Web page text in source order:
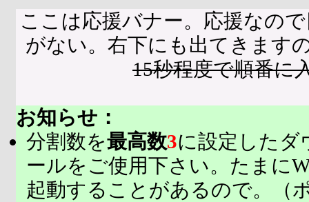
ここは応援バナー。応援なの
がない。右下にも出てきます
15秒程度で順番に
お知らせ：
分割数を最高数3に設定したダ
ールをご使用下さい。たまに
起動することがあるので。（